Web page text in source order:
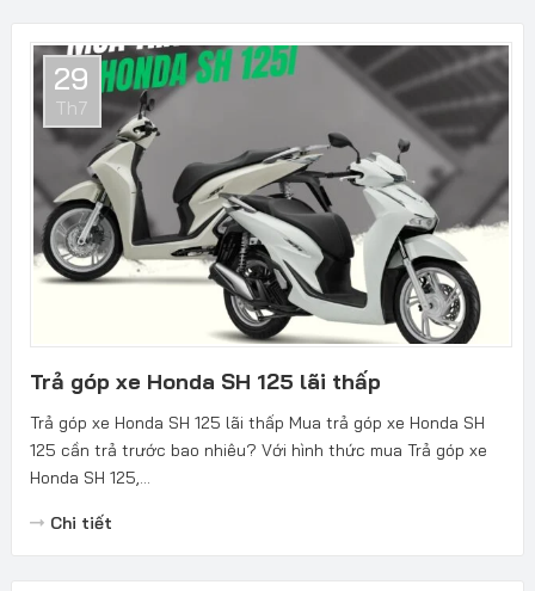
29
Th7
Trả góp xe Honda SH 125 lãi thấp
Trả góp xe Honda SH 125 lãi thấp Mua trả góp xe Honda SH
125 cần trả trước bao nhiêu? Với hình thức mua Trả góp xe
Honda SH 125,...
Chi tiết